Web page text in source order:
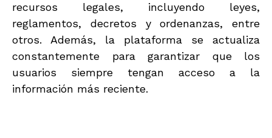
recursos legales, incluyendo leyes,
reglamentos, decretos y ordenanzas, entre
otros. Además, la plataforma se actualiza
constantemente para garantizar que los
usuarios siempre tengan acceso a la
información más reciente.